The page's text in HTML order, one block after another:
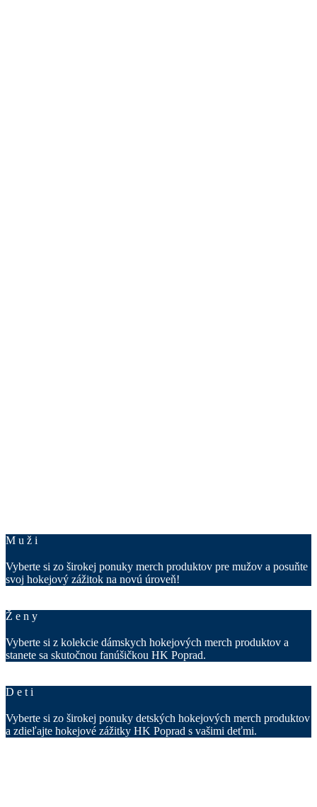
M u ž i
Vyberte si zo širokej ponuky merch produktov pre mužov a posuňte
svoj hokejový zážitok na novú úroveň!
Ž e n y
Vyberte si z kolekcie dámskych hokejových merch produktov a
stanete sa skutočnou fanúšičkou HK Poprad.
D e t i
Vyberte si zo širokej ponuky detských hokejových merch produktov
a zdieľajte hokejové zážitky HK Poprad s vašimi deťmi.